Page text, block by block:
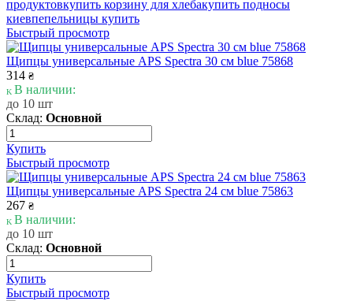
продуктовкупить корзину для хлебакупить подносы
киевпепельницы купить
Быстрый просмотр
Щипцы универсальные APS Spectra 30 см blue 75868
314 ₴
В наличии:
до 10 шт
Склад: Основной
Купить
Быстрый просмотр
Щипцы универсальные APS Spectra 24 см blue 75863
267 ₴
В наличии:
до 10 шт
Склад: Основной
Купить
Быстрый просмотр